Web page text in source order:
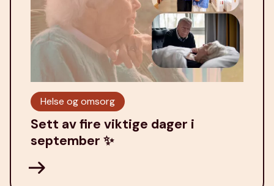
Helse og omsorg
Sett av fire viktige dager i
september ✨